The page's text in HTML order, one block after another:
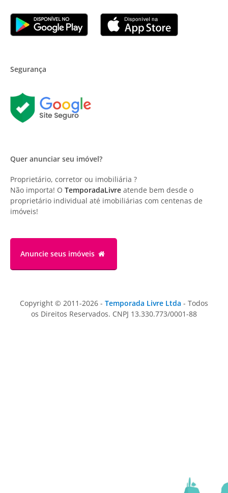
Segurança
Quer anunciar seu imóvel?
Proprietário, corretor ou imobiliária ?
Não importa! O TemporadaLivre atende bem desde o
proprietário individual até imobiliárias com centenas de
imóveis!
Anuncie seus imóveis
Copyright © 2011-2026 - Temporada Livre Ltda - Todos
os Direitos Reservados. CNPJ 13.330.773/0001-88